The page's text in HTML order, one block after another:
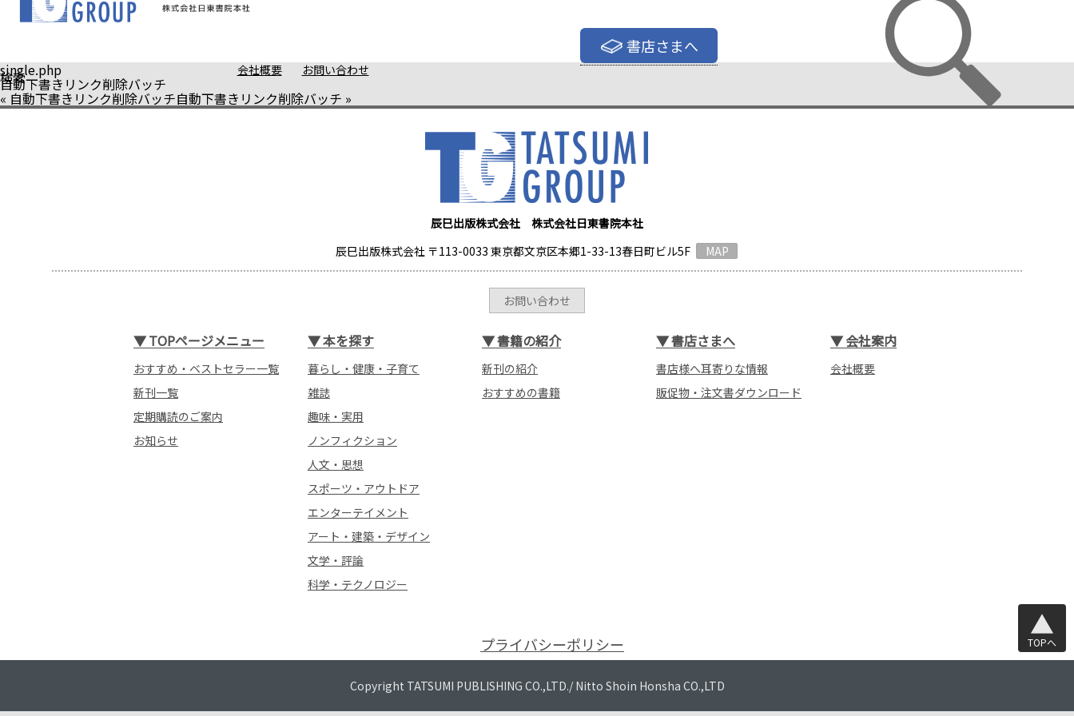
書店さまへ
会社概要 お問い合わせ
検索
single.php
自動下書きリンク削除バッチ
« 自動下書きリンク削除バッチ自動下書きリンク削除バッチ »
辰巳出版株式会社 株式会社日東書院本社
辰巳出版株式会社 〒113-0033 東京都文京区本郷1-33-13春日町ビル5F
MAP
お問い合わせ
▼TOPページメニュー
おすすめ・ベストセラー一覧
新刊一覧
定期購読のご案内
お知らせ
▼本を探す
暮らし・健康・子育て
雑誌
趣味・実用
ノンフィクション
人文・思想
スポーツ・アウトドア
エンターテイメント
アート・建築・デザイン
文学・評論
科学・テクノロジー
▼書籍の紹介
新刊の紹介
おすすめの書籍
▼書店さまへ
書店様へ耳寄りな情報
販促物・注文書ダウンロード
▼会社案内
会社概要
プライバシーポリシー TOPへ
Copyright TATSUMI PUBLISHING CO.,LTD./ Nitto Shoin Honsha CO.,LTD